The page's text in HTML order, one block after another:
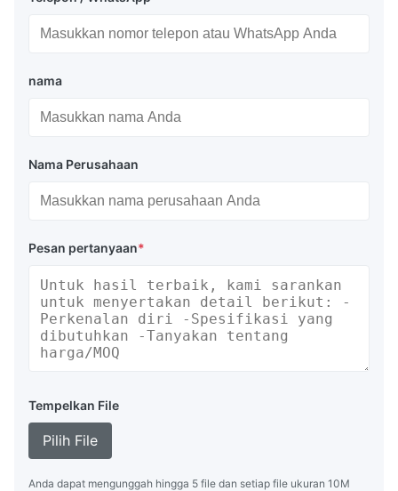
nama
Nama Perusahaan
Pesan pertanyaan*
Tempelkan File
Pilih File
Anda dapat mengunggah hingga 5 file dan setiap file ukuran 10M